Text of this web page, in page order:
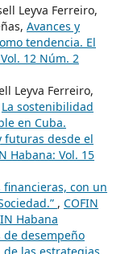
Leyva Ferreiro,
Avances y
tendencia. El
12 Núm. 2
Leyva Ferreiro,
La sostenibilidad
en Cuba.
futuras desde el
Habana: Vol. 15
financieras, con un
, COFIN
Habana
desempeño